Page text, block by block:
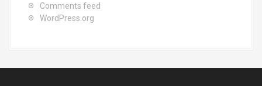
Comments feed
WordPress.org